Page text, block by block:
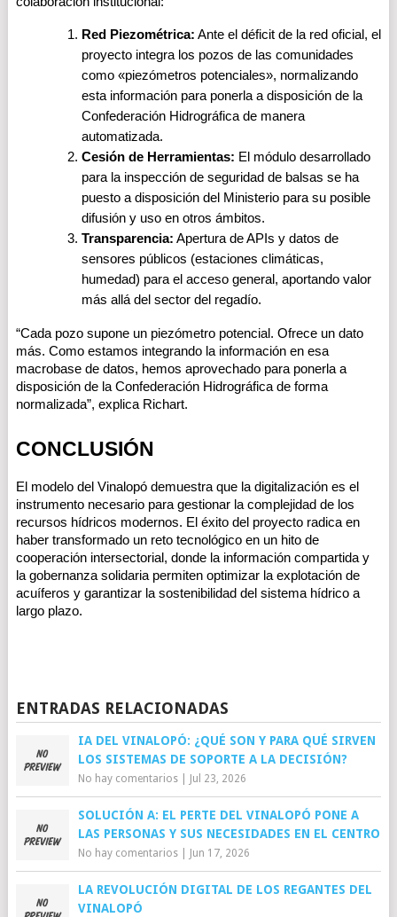
Red Piezométrica: Ante el déficit de la red oficial, el
proyecto integra los pozos de las comunidades
como «piezómetros potenciales», normalizando
esta información para ponerla a disposición de la
Confederación Hidrográfica de manera
automatizada.
Cesión de Herramientas: El módulo desarrollado
para la inspección de seguridad de balsas se ha
puesto a disposición del Ministerio para su posible
difusión y uso en otros ámbitos.
Transparencia: Apertura de APIs y datos de
sensores públicos (estaciones climáticas,
humedad) para el acceso general, aportando valor
más allá del sector del regadío.
“Cada pozo supone un piezómetro potencial. Ofrece un dato
más. Como estamos integrando la información en esa
macrobase de datos, hemos aprovechado para ponerla a
disposición de la Confederación Hidrográfica de forma
normalizada”, explica Richart.
CONCLUSIÓN
El modelo del Vinalopó demuestra que la digitalización es el
instrumento necesario para gestionar la complejidad de los
recursos hídricos modernos. El éxito del proyecto radica en
haber transformado un reto tecnológico en un hito de
cooperación intersectorial, donde la información compartida y
la gobernanza solidaria permiten optimizar la explotación de
acuíferos y garantizar la sostenibilidad del sistema hídrico a
largo plazo.
ENTRADAS RELACIONADAS
IA DEL VINALOPÓ: ¿QUÉ SON Y PARA QUÉ SIRVEN
LOS SISTEMAS DE SOPORTE A LA DECISIÓN?
No hay comentarios| Jul 23, 2026
SOLUCIÓN A: EL PERTE DEL VINALOPÓ PONE A
LAS PERSONAS Y SUS NECESIDADES EN EL CENTRO
No hay comentarios| Jun 17, 2026
LA REVOLUCIÓN DIGITAL DE LOS REGANTES DEL
VINALOPÓ